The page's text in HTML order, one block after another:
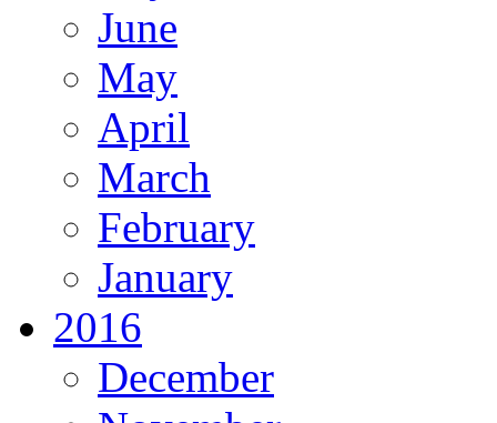
June
May
April
March
February
January
2016
December